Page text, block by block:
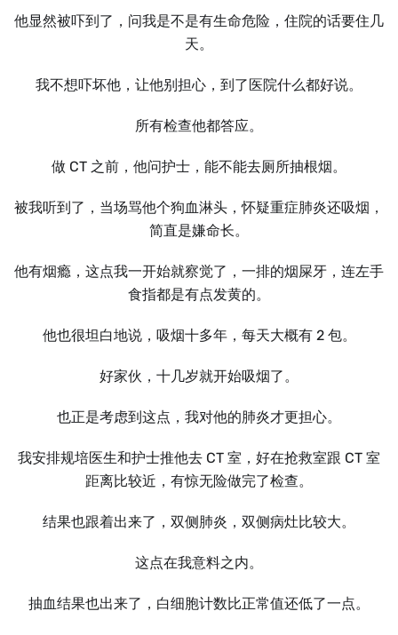
他显然被吓到了，问我是不是有生命危险，住院的话要住几
天。
我不想吓坏他，让他别担心，到了医院什么都好说。
所有检查他都答应。
做 CT 之前，他问护士，能不能去厕所抽根烟。
被我听到了，当场骂他个狗血淋头，怀疑重症肺炎还吸烟，
简直是嫌命长。
他有烟瘾，这点我一开始就察觉了，一排的烟屎牙，连左手
食指都是有点发黄的。
他也很坦白地说，吸烟十多年，每天大概有 2 包。
好家伙，十几岁就开始吸烟了。
也正是考虑到这点，我对他的肺炎才更担心。
我安排规培医生和护士推他去 CT 室，好在抢救室跟 CT 室
距离比较近，有惊无险做完了检查。
结果也跟着出来了，双侧肺炎，双侧病灶比较大。
这点在我意料之内。
抽血结果也出来了，白细胞计数比正常值还低了一点。